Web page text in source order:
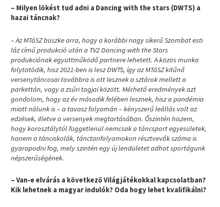
– Milyen lökést tud adni a Dancing with the stars (DWTS) a
hazai táncnak?
– Az MTáSZ büszke arra, hogy a korábbi nagy sikerű Szombat esti
láz című produkció után a TV2 Dancing with the Stars
produkciónak együttműködő partnere lehetett. A közös munka
folytatódik, hisz 2021-ben is lesz DWTS, így az MTáSZ kitűnő
versenytáncosai továbbra is ott lesznek a sztárok mellett a
parkettán, vagy a zsűri tagjai között. Mérhető eredmények azt
gondolom, hogy az év második felében lesznek, hisz a pandémia
miatt nálunk is – a tavasz folyamán–kényszerű leállás volt az
edzések, illetve a versenyek megtartásában. Őszintén hiszem,
hogy korosztálytól függetlenül nemcsak a táncsport egyesületek,
hanem a tánciskolák, tánctanfolyamokon résztvevők száma is
gyarapodni fog, mely szintén egy új lendületet adhat sportágunk
népszerűségének.
– Van-e elvárás a következő Világjátékokkal kapcsolatban?
Kik lehetnek a magyar indulók? Oda hogy lehet kvalifikálni?